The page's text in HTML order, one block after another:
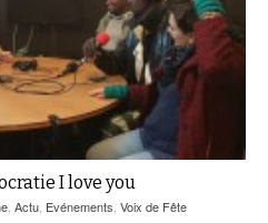
I love you
Actu Evénements Voix de Fête